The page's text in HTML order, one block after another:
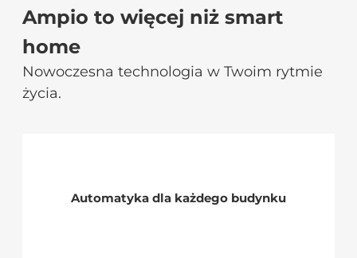
Ampio to więcej niż smart
home
Nowoczesna technologia w Twoim rytmie
życia.
Automatyka dla każdego budynku